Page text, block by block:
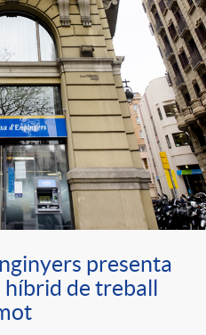
presenta
híbrid de treball